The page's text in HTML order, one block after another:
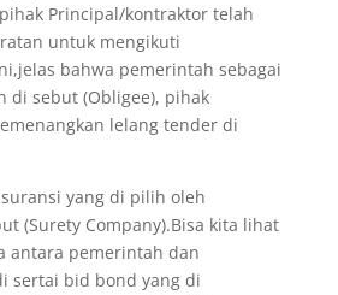
Principal/kontraktor telah
untuk mengikuti
bahwa pemerintah sebagai
di sebut (Obligee), pihak
lelang tender di
yang di pilih oleh
(Surety Company).Bisa kita lihat
antara pemerintah dan
sertai bid bond yang di